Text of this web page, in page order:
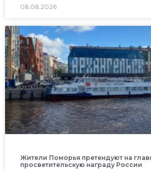
08.08.2026
Жители Поморья претендуют на
просветительскую награду России